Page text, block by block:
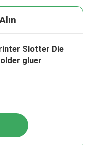
Slotter Die
gluer